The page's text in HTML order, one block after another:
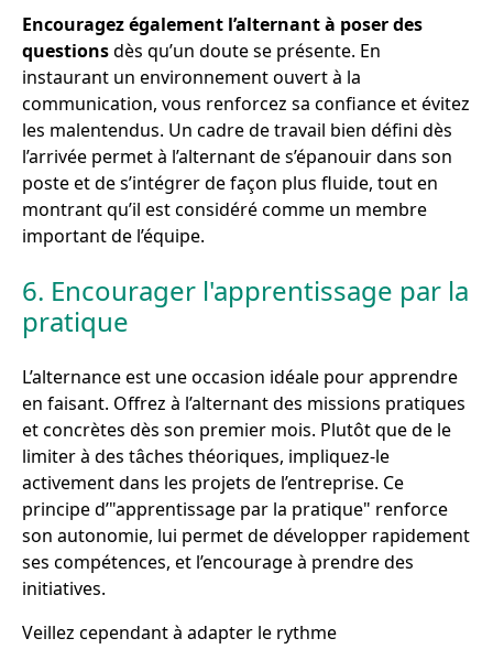
Encouragez également l’alternant à poser des
questionsdès qu’un doute se présente. En
instaurant un environnement ouvert à la
communication, vous renforcez sa confiance et évitez
les malentendus. Un cadre de travail bien défini dès
l’arrivée permet à l’alternant de s’épanouir dans son
poste et de s’intégrer de façon plus fluide, tout en
montrant qu’il est considéré comme un membre
important de l’équipe.
6. Encourager l'apprentissage par la
pratique
L’alternance est une occasion idéale pour apprendre
en faisant. Offrez à l’alternant des missions pratiques
et concrètes dès son premier mois. Plutôt que de le
limiter à des tâches théoriques, impliquez-le
activement dans les projets de l’entreprise. Ce
principe d’"apprentissage par la pratique" renforce
son autonomie, lui permet de développer rapidement
ses compétences, et l’encourage à prendre des
initiatives.
Veillez cependant à adapter le rythme